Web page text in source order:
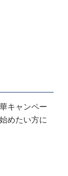
キャンペー
めたい方に